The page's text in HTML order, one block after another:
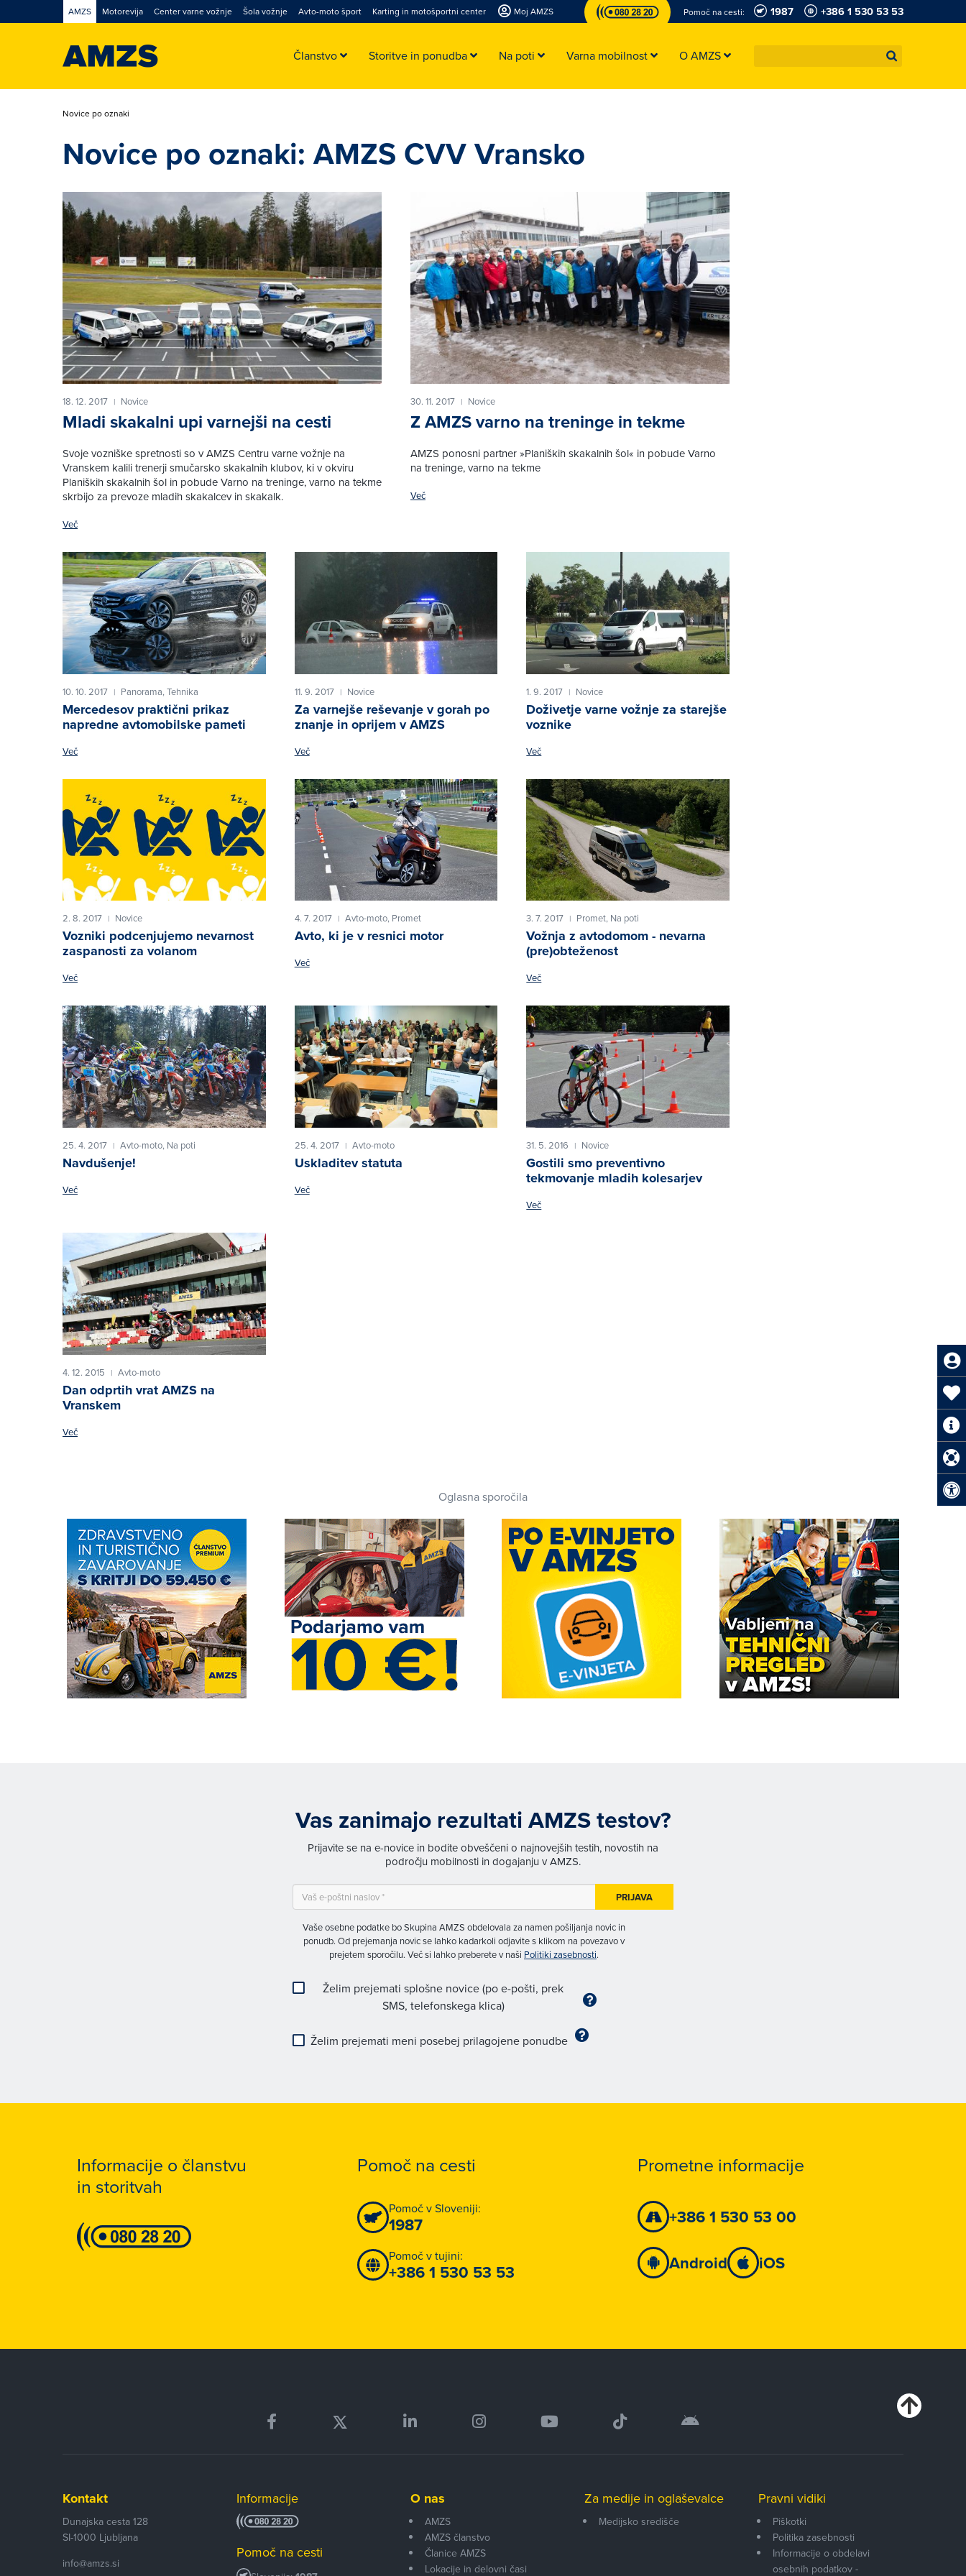
AMZS Motorevija Center varne vožnje Šola vožnje Avto-moto šport Karting in motošportni center Moj AMZS Pomoč na cesti: 1987 +386 1 530 53 53
Članstvo Storitve in ponudba Na poti Varna mobilnost O AMZS
Novice po oznaki
Novice po oznaki: AMZS CVV Vransko
18. 12. 2017 | Novice
Mladi skakalni upi varnejši na cesti
Svoje vozniške spretnosti so v AMZS Centru varne vožnje na
Vranskem kalili trenerji smučarsko skakalnih klubov, ki v okviru
Planiških skakalnih šol in pobude Varno na treninge, varno na tekme
skrbijo za prevoze mladih skakalcev in skakalk.
Več
30. 11. 2017 | Novice
Z AMZS varno na treninge in tekme
AMZS ponosni partner »Planiških skakalnih šol« in pobude Varno
na treninge, varno na tekme
Več
10. 10. 2017 | Panorama,Tehnika
Mercedesov praktični prikaz
napredne avtomobilske pameti
Več
11. 9. 2017 | Novice
Za varnejše reševanje v gorah po
znanje in oprijem v AMZS
Več
1. 9. 2017 | Novice
Doživetje varne vožnje za starejše
voznike
Več
2. 8. 2017 | Novice
Vozniki podcenjujemo nevarnost
zaspanosti za volanom
Več
4. 7. 2017 | Avto-moto, Promet
Avto, ki je v resnici motor
Več
3. 7. 2017 | Promet, Na poti
Vožnja z avtodomom - nevarna
(pre)obteženost
Več
25. 4. 2017 | Avto-moto, Na poti
Navdušenje!
Več
25. 4. 2017 | Avto-moto
Uskladitev statuta
Več
31. 5. 2016 | Novice
Gostili smo preventivno
tekmovanje mladih kolesarjev
Več
4. 12. 2015 | Avto-moto
Dan odprtih vrat AMZS na
Vranskem
Več
Oglasna sporočila
Vas zanimajo rezultati AMZS testov?
Prijavite se na e-novice in bodite obveščeni o najnovejših testih, novostih na
področju mobilnosti in dogajanju v AMZS.
Vaše osebne podatke bo Skupina AMZS obdelovala za namen pošiljanja novic in
ponudb. Od prejemanja novic se lahko kadarkoli odjavite s klikom na povezavo v
prejetem sporočilu. Več si lahko preberete v naši Politiki zasebnosti.
Želim prejemati splošne novice (po e-pošti, prek
SMS, telefonskega klica)
Želim prejemati meni posebej prilagojene ponudbe
PRIJAVA
Informacije o članstvu
in storitvah
Pomoč na cesti
Pomoč v Sloveniji:
1987
Pomoč v tujini:
+386 1 530 53 53
Prometne informacije
+386 1 530 53 00
Android
iOS
Kontakt
Dunajska cesta 128
SI-1000 Ljubljana
info@amzs.si
Informacije
Pomoč na cesti
O nas
AMZS
AMZS članstvo
Članice AMZS
Lokacije in delovni časi
Za medije in oglaševalce
Medijsko središče
Pravni vidiki
Piškotki
Politika zasebnosti
Informacije o obdelavi
osebnih podatkov -